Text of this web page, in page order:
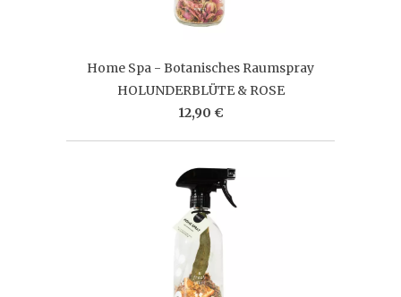
Home Spa - Botanisches Raumspray
HOLUNDERBLÜTE & ROSE
12,90 €